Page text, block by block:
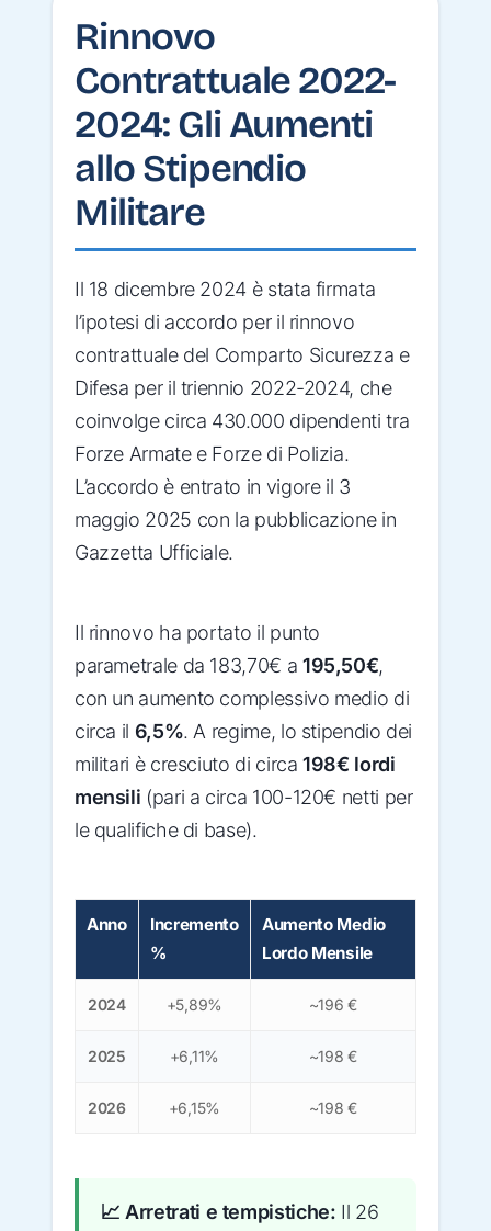
Rinnovo
Contrattuale 2022-
2024: Gli Aumenti
allo Stipendio
Militare
Il 18 dicembre 2024 è stata firmata
l’ipotesi di accordo per il rinnovo
contrattuale del Comparto Sicurezza e
Difesa per il triennio 2022-2024, che
coinvolge circa 430.000 dipendenti tra
Forze Armate e Forze di Polizia.
L’accordo è entrato in vigore il 3
maggio 2025 con la pubblicazione in
Gazzetta Ufficiale.
Il rinnovo ha portato il punto
parametrale da 183,70€ a 195,50€,
con un aumento complessivo medio di
circa il 6,5%. A regime, lo stipendio dei
militari è cresciuto di circa198€ lordi
mensili (pari a circa 100-120€ netti per
le qualifiche di base).
Anno
Incremento
%
Aumento Medio
Lordo Mensile
2024 +5,89% ~196 €
2025 +6,11% ~198 €
2026 +6,15% ~198 €
📈 Arretrati e tempistiche: Il 26